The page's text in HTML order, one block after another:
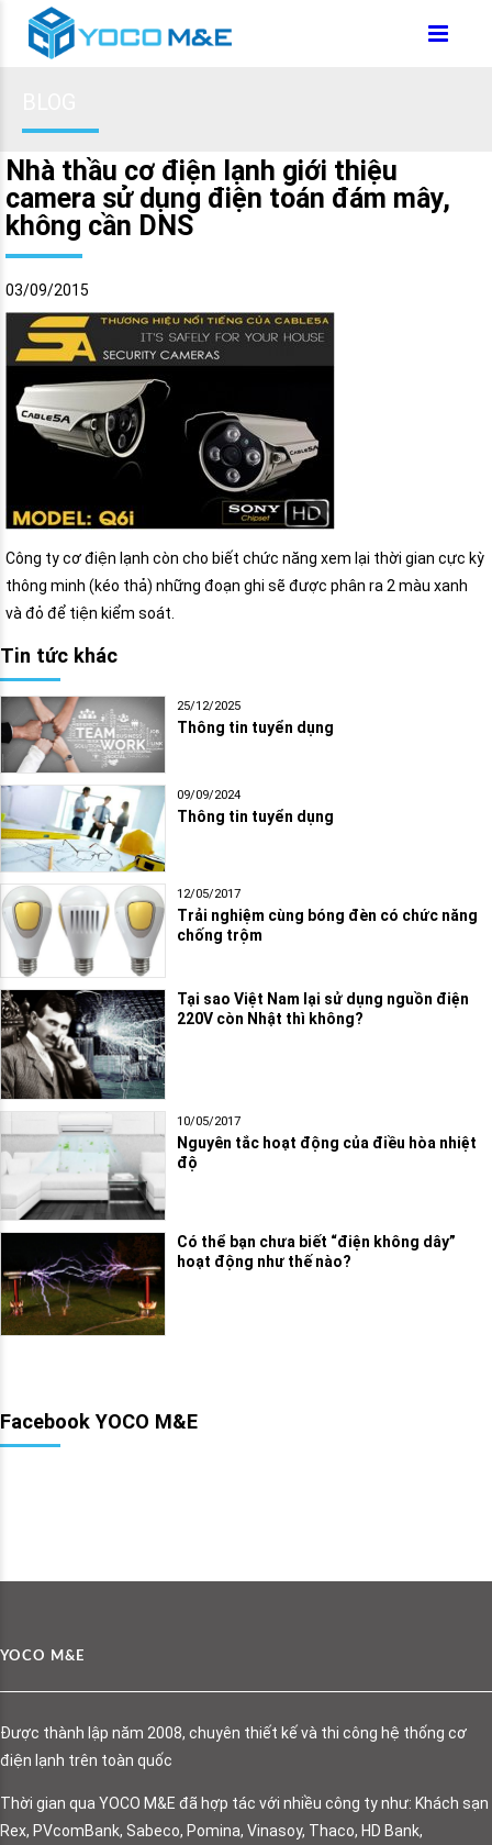
Nhà thầu cơ điện lạnh giới thiệu
camera sử dụng điện toán đám mây,
không cần DNS
03/09/2015
Công ty cơ điện lạnh còn cho biết chức năng xem lại thời gian cực kỳ
thông minh (kéo thả) những đoạn ghi sẽ được phân ra 2 màu xanh
và đỏ để tiện kiểm soát.
Tin tức khác
25/12/2025
Thông tin tuyển dụng
09/09/2024
Thông tin tuyển dụng
12/05/2017
Trải nghiệm cùng bóng đèn có chức năng
chống trộm
Tại sao Việt Nam lại sử dụng nguồn điện
220V còn Nhật thì không?
10/05/2017
Nguyên tắc hoạt động của điều hòa nhiệt
độ
Có thể bạn chưa biết “điện không dây”
hoạt động như thế nào?
Facebook YOCO M&E
YOCO M&E
Được thành lập năm 2008, chuyên thiết kế và thi công hệ thống cơ
điện lạnh trên toàn quốc
Thời gian qua YOCO M&E đã hợp tác với nhiều công ty như: Khách sạn
Rex, PVcomBank, Sabeco, Pomina, Vinasoy, Thaco, HD Bank,